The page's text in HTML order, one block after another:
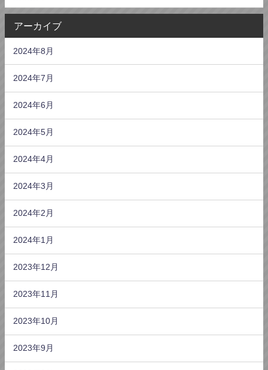
アーカイブ
2024年8月
2024年7月
2024年6月
2024年5月
2024年4月
2024年3月
2024年2月
2024年1月
2023年12月
2023年11月
2023年10月
2023年9月